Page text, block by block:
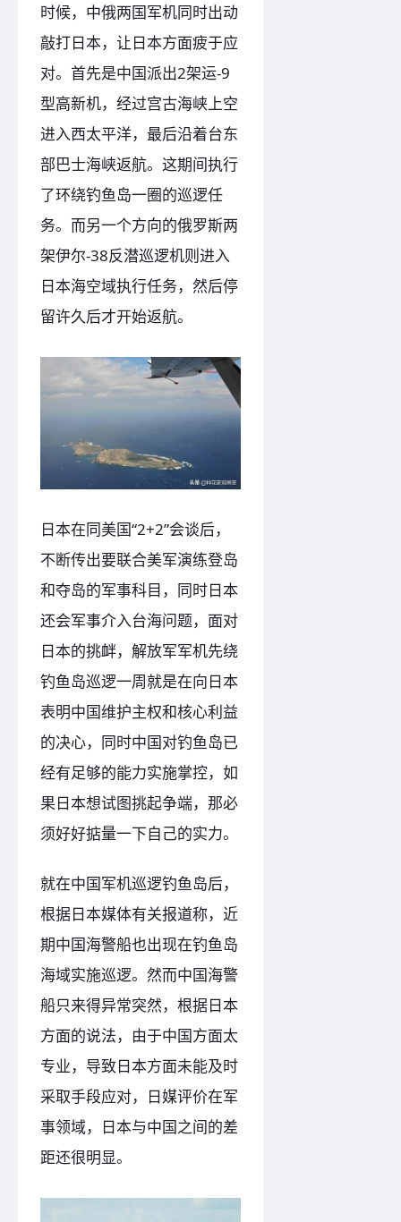
时候，中俄两国军机同时出动
敲打日本，让日本方面疲于应
对。首先是中国派出2架运-9
型高新机，经过宫古海峡上空
进入西太平洋，最后沿着台东
部巴士海峡返航。这期间执行
了环绕钓鱼岛一圈的巡逻任
务。而另一个方向的俄罗斯两
架伊尔-38反潜巡逻机则进入
日本海空域执行任务，然后停
留许久后才开始返航。
日本在同美国“2+2”会谈后，
不断传出要联合美军演练登岛
和夺岛的军事科目，同时日本
还会军事介入台海问题，面对
日本的挑衅，解放军军机先绕
钓鱼岛巡逻一周就是在向日本
表明中国维护主权和核心利益
的决心，同时中国对钓鱼岛已
经有足够的能力实施掌控，如
果日本想试图挑起争端，那必
须好好掂量一下自己的实力。
就在中国军机巡逻钓鱼岛后，
根据日本媒体有关报道称，近
期中国海警船也出现在钓鱼岛
海域实施巡逻。然而中国海警
船只来得异常突然，根据日本
方面的说法，由于中国方面太
专业，导致日本方面未能及时
采取手段应对，日媒评价在军
事领域，日本与中国之间的差
距还很明显。